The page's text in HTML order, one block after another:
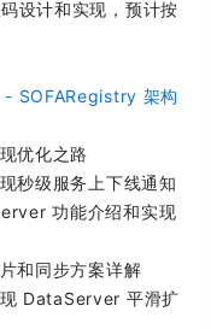
设计和实现，预计按
- SOFARegistry 架构
优化之路
秒级服务上下线通知
功能介绍和实现
和同步方案详解
DataServer 平滑扩